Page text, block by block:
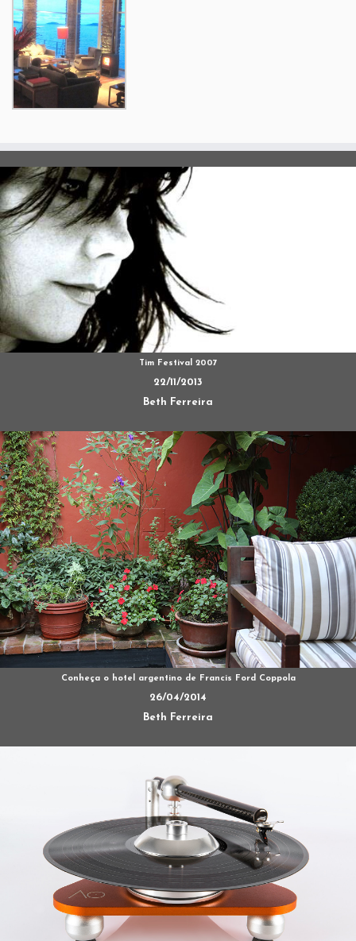
Tim Festival 2007
22/11/2013
Beth Ferreira
Conheça o hotel argentino de Francis Ford Coppola
26/04/2014
Beth Ferreira